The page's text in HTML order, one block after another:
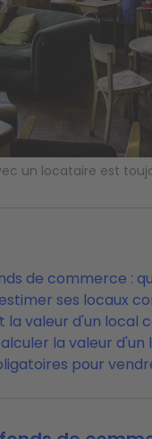
un locataire est
de commerce :
ses locaux
la valeur d'un local
la valeur
pour